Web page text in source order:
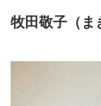
牧田敬子（ま